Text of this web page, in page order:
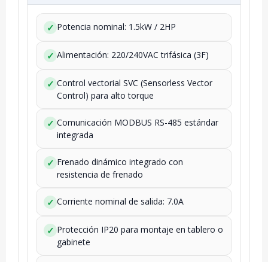
✓ Potencia nominal: 1.5kW / 2HP
✓ Alimentación: 220/240VAC trifásica (3F)
✓ Control vectorial SVC (Sensorless Vector
Control) para alto torque
✓ Comunicación MODBUS RS-485 estándar
integrada
✓ Frenado dinámico integrado con
resistencia de frenado
✓ Corriente nominal de salida: 7.0A
✓ Protección IP20 para montaje en tablero o
gabinete